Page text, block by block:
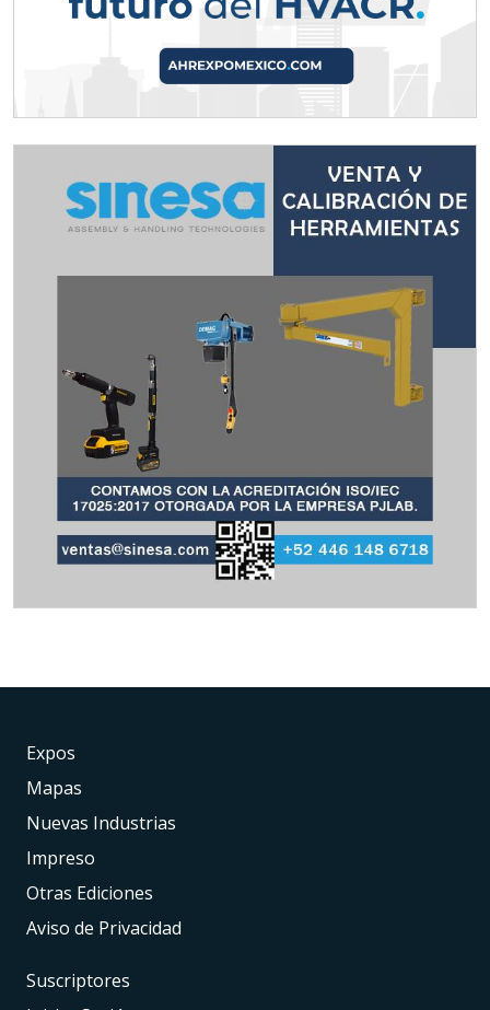
Expos
Mapas
Nuevas Industrias
Impreso
Otras Ediciones
Aviso de Privacidad
Suscriptores